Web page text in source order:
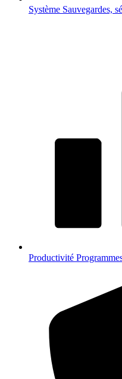
Système Sauvegardes,
Productivité